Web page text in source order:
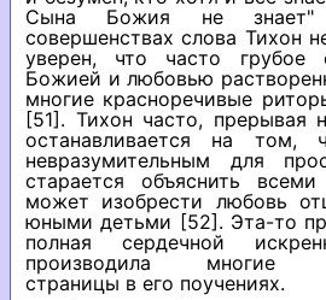
Сына Божия не знает"
совершенствах слова Тихон
уверен, что часто грубое
Божией и любовью
многие красноречивые
[51]. Тихон часто, прерывая
останавливается на том,
невразумительным для
старается объяснить
может изобрести любовь
юными детьми [52]. Эта-то
полная сердечной
производила многие
страницы в его поучениях.